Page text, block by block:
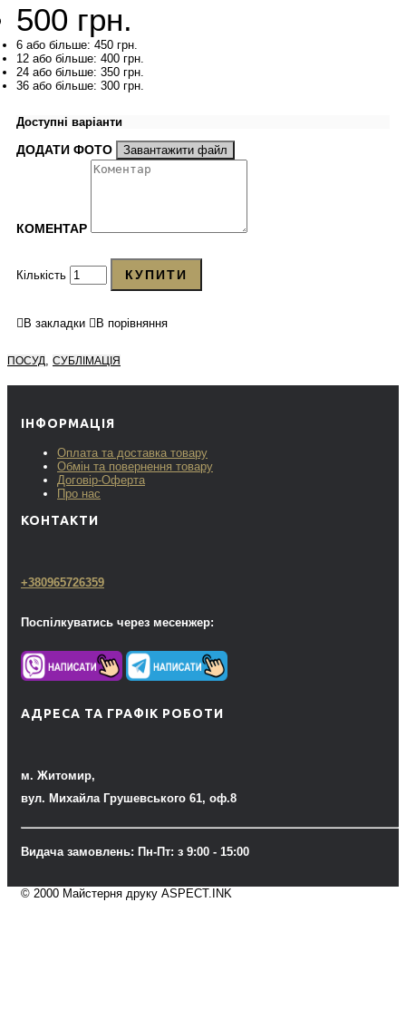
500 грн.
6 або більше: 450 грн.
12 або більше: 400 грн.
24 або більше: 350 грн.
36 або більше: 300 грн.
Доступні варіанти
ДОДАТИ ФОТО Завантажити файл
КОМЕНТАР
Кількість КУПИТИ
В закладки В порівняння
ПОСУД СУБЛІМАЦІЯ
ІНФОРМАЦІЯ
Оплата та доставка товару
Обмін та повернення товару
Договір-Оферта
Про нас
КОНТАКТИ
+380965726359
Поспілкуватись через месенжер:
АДРЕСА ТА ГРАФІК РОБОТИ
м. Житомир,
вул. Михайла Грушевського 61, оф.8
Видача замовлень: Пн-Пт: з 9:00 - 15:00
© 2000 Майстерня друку ASPECT.INK